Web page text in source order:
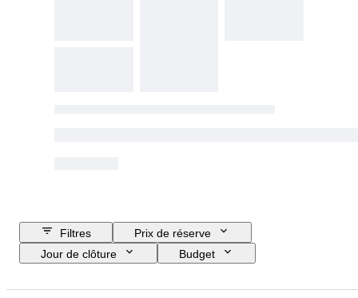
Filtres
Prix de réserve
Jour de clôture
Budget